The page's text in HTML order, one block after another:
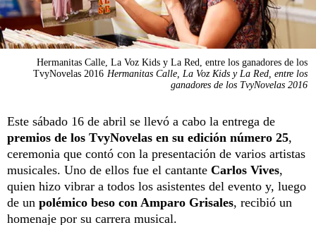
Hermanitas Calle, La Voz Kids y La Red, entre los ganadores de los
TvyNovelas 2016 Hermanitas Calle, La Voz Kids y La Red, entre los
ganadores de los TvyNovelas 2016
Este sábado 16 de abril se llevó a cabo la entrega de
premios de los TvyNovelas en su edición número 25,
ceremonia que contó con la presentación de varios artistas
musicales. Uno de ellos fue el cantante Carlos Vives,
quien hizo vibrar a todos los asistentes del evento y, luego
de un polémico beso con Amparo Grisales, recibió un
homenaje por su carrera musical.